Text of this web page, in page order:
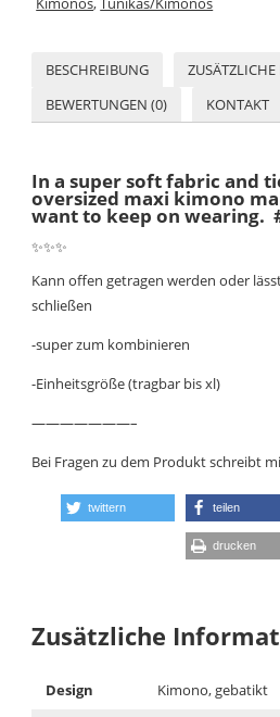
BESCHREIBUNG
BEWERTUNGEN (0)
KONTAKT
In a super soft fabric and
oversized maxi kimono
want to keep on wearing.
✨✨✨
Kann offen getragen werden oder
schließen
-super zum kombinieren
-Einheitsgröße (tragbar bis xl)
———————–
Bei Fragen zu dem Produkt schreibt
twittern teilen
drucken
Zusätzliche
Design
Kimono, gebatikt